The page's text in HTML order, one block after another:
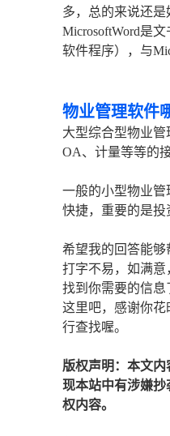
多，总的来说还是
MicrosoftWord是
软件程序），与
物业管理软件
大型综合型物业
OA、计量等等的
一般的小型物业
快捷，重要的是投
希望我的回答能够
打字不易，如满
找到你需要的信息
这里吧，感谢你
行查找喔。
版权声明：本文
现本站中有涉嫌抄
权内容。